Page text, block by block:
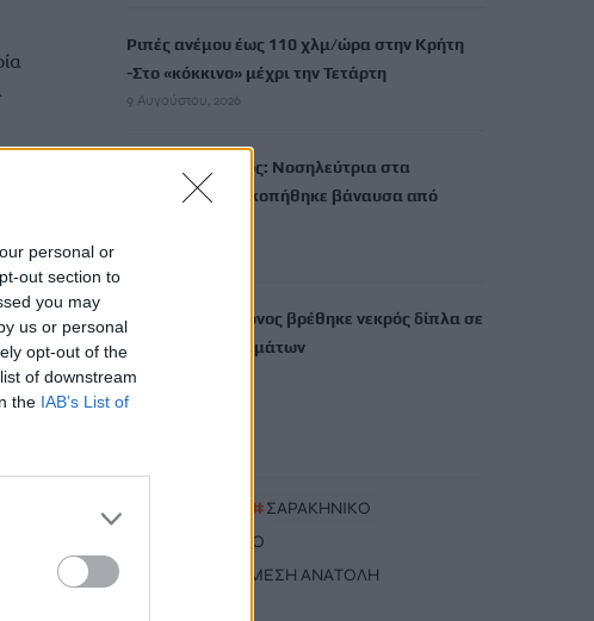
personal or
out section to
you may
us or personal
opt-out of the
of downstream
the IAB’s List of
Ριπές ανέμου έως 110 χλμ/ώρα στην Κρήτη
-Στο «κόκκινο» μέχρι την Τετάρτη
9 Αυγούστου, 2026
Ερυθρός Σταυρός: Νοσηλεύτρια στα
Επείγοντα ξυλοκοπήθηκε βάναυσα από
Λουτράκι: 75χρονος βρέθηκε νεκρός δίπλα σε
κάδους απορριμμάτων
9 Αυγούστου, 2026
#ΣΑΡΑΚΗΝΙΚΟ
ΕΛΙΚΟΠΤΕΡΟ
ΠΟΛΕΜΟΣ ΜΕΣΗ ΑΝΑΤΟΛΗ